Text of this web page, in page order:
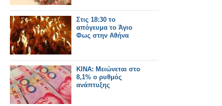
Στις 18:30 το
απόγευμα το Άγιο
Φως στην Αθήνα
ΚΙΝΑ: Μειώνεται στο
8,1% ο ρυθμός
ανάπτυξης